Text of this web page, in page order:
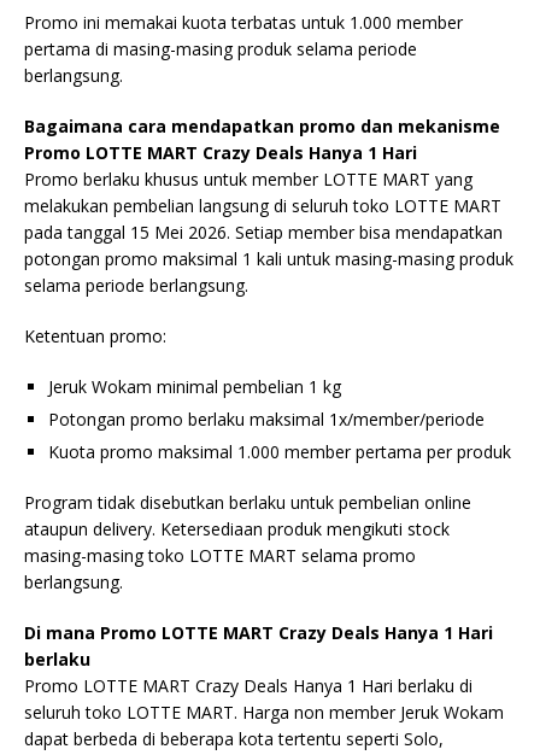
Promo ini memakai kuota terbatas untuk 1.000 member
pertama di masing-masing produk selama periode
berlangsung.
Bagaimana cara mendapatkan promo dan mekanisme
Promo LOTTE MART Crazy Deals Hanya 1 Hari
Promo berlaku khusus untuk member LOTTE MART yang
melakukan pembelian langsung di seluruh toko LOTTE MART
pada tanggal 15 Mei 2026. Setiap member bisa mendapatkan
potongan promo maksimal 1 kali untuk masing-masing produk
selama periode berlangsung.
Ketentuan promo:
Jeruk Wokam minimal pembelian 1 kg
Potongan promo berlaku maksimal 1x/member/periode
Kuota promo maksimal 1.000 member pertama per produk
Program tidak disebutkan berlaku untuk pembelian online
ataupun delivery. Ketersediaan produk mengikuti stock
masing-masing toko LOTTE MART selama promo
berlangsung.
Di mana Promo LOTTE MART Crazy Deals Hanya 1 Hari
berlaku
Promo LOTTE MART Crazy Deals Hanya 1 Hari berlaku di
seluruh toko LOTTE MART. Harga non member Jeruk Wokam
dapat berbeda di beberapa kota tertentu seperti Solo,